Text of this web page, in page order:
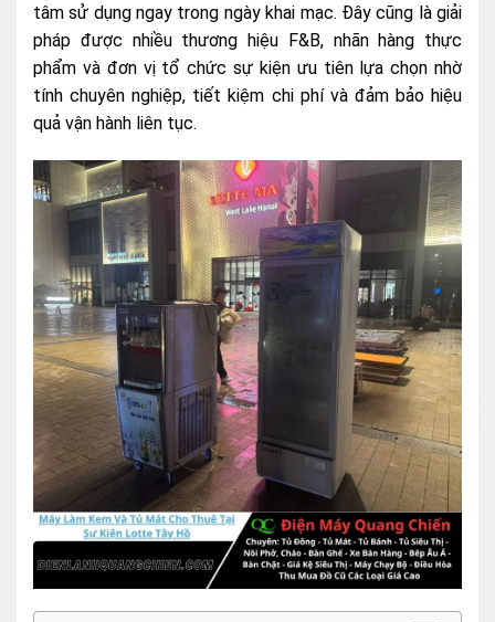
tâm sử dụng ngay trong ngày khai mạc. Đây cũng là giải
pháp được nhiều thương hiệu F&B, nhãn hàng thực
phẩm và đơn vị tổ chức sự kiện ưu tiên lựa chọn nhờ
tính chuyên nghiệp, tiết kiệm chi phí và đảm bảo hiệu
quả vận hành liên tục.